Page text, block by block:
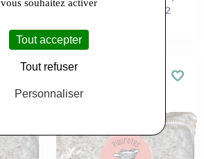
Jaunes ou Roses pour 2
vous souhaitez activer
Tout accepter
Tout refuser
Personnaliser